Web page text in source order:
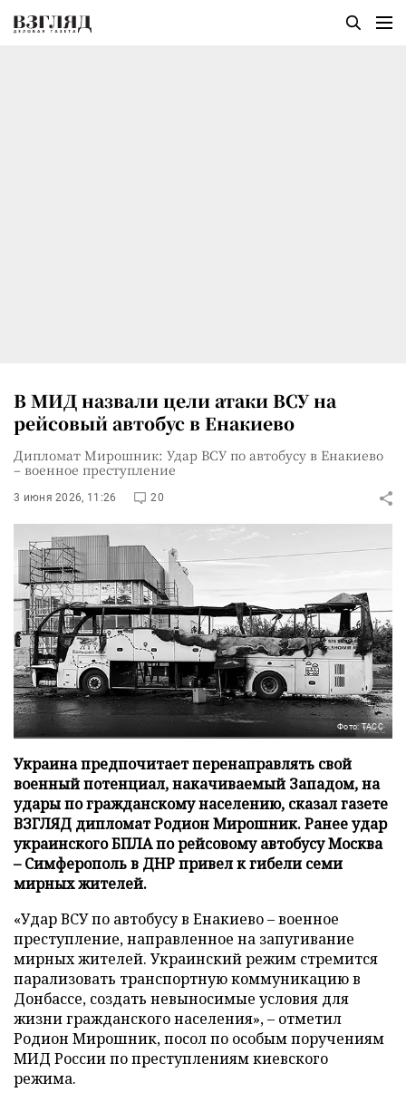
В МИД назвали цели атаки ВСУ на
рейсовый автобус в Енакиево
Дипломат Мирошник: Удар ВСУ по автобусу в Енакиево
– военное преступление
3 июня 2026, 11:26 20
Фото: ТАСС
Украина предпочитает перенаправлять свой
военный потенциал, накачиваемый Западом, на
удары по гражданскому населению, сказал газете
ВЗГЛЯД дипломат Родион Мирошник. Ранее удар
украинского БПЛА по рейсовому автобусу Москва
– Симферополь в ДНР привел к гибели семи
мирных жителей.
«Удар ВСУ по автобусу в Енакиево – военное
преступление, направленное на запугивание
мирных жителей. Украинский режим стремится
парализовать транспортную коммуникацию в
Донбассе, создать невыносимые условия для
жизни гражданского населения», – отметил
Родион Мирошник, посол по особым поручениям
МИД России по преступлениям киевского
режима.